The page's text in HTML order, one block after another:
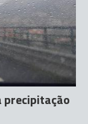
precipitação